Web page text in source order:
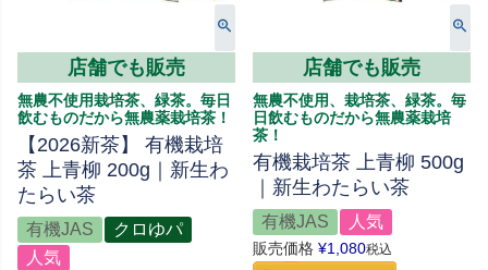
店舗でも販売
無農不使用栽培茶、緑茶。毎日
飲むものだから無農薬栽培茶！
【2026新茶】 有機栽培
茶 上青柳 200g｜新生わ
たらい茶
有機JAS
クロゆパ
人気
店舗でも販売
無農不使用、栽培茶、緑茶。毎
日飲むものだから無農薬栽培
茶！
有機栽培茶 上青柳 500g
｜新生わたらい茶
有機JAS 人気
販売価格 ¥1,080税込